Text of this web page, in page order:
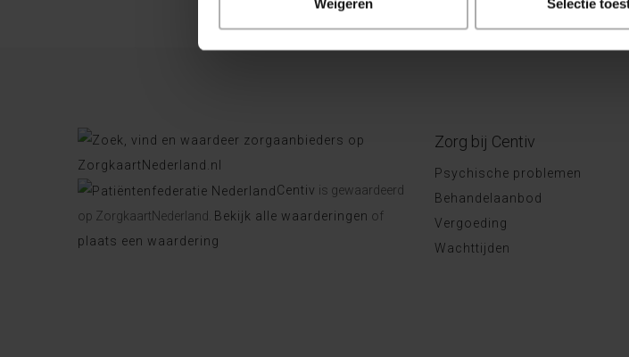
Weigeren Selectie
Centiv is gewaardeerd
op ZorgkaartNederland.
Bekijk alle waarderingen of
plaats een waardering
Zorg bij Centiv
Psychische problemen
Behandelaanbod
Vergoeding
Wachttijden